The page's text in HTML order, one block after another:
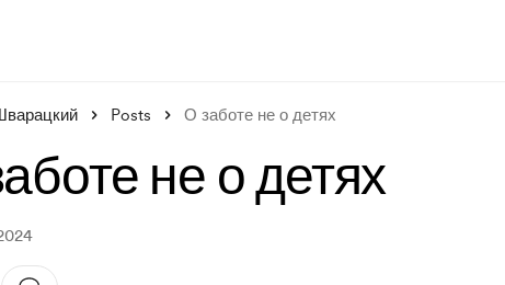
Posts О заботе не о детях
не о детях